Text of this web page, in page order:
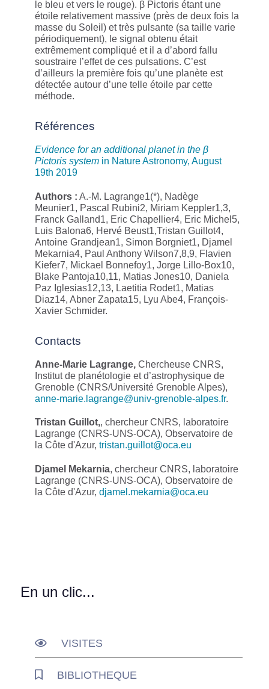
le bleu et vers le rouge). β Pictoris étant une
étoile relativement massive (près de deux fois la
masse du Soleil) et très pulsante (sa taille varie
périodiquement), le signal obtenu était
extrêmement compliqué et il a d’abord fallu
soustraire l’effet de ces pulsations. C’est
d’ailleurs la première fois qu’une planète est
détectée autour d’une telle étoile par cette
méthode.
Références
Evidence for an additional planet in the β
Pictoris system in Nature Astronomy, August
19th 2019
Authors : A.-M. Lagrange1(*), Nadège
Meunier1, Pascal Rubini2, Miriam Keppler1,3,
Franck Galland1, Eric Chapellier4, Eric Michel5,
Luis Balona6, Hervé Beust1,Tristan Guillot4,
Antoine Grandjean1, Simon Borgniet1, Djamel
Mekarnia4, Paul Anthony Wilson7,8,9, Flavien
Kiefer7, Mickael Bonnefoy1, Jorge Lillo-Box10,
Blake Pantoja10,11, Matias Jones10, Daniela
Paz Iglesias12,13, Laetitia Rodet1, Matias
Diaz14, Abner Zapata15, Lyu Abe4, François-
Xavier Schmider.
Contacts
Anne-Marie Lagrange, Chercheuse CNRS,
Institut de planétologie et d’astrophysique de
Grenoble (CNRS/Université Grenoble Alpes),
anne-marie.lagrange@univ-grenoble-alpes.fr.
Tristan Guillot,, chercheur CNRS, laboratoire
Lagrange (CNRS-UNS-OCA), Observatoire de
la Côte d'Azur, tristan.guillot@oca.eu
Djamel Mekarnia, chercheur CNRS, laboratoire
Lagrange (CNRS-UNS-OCA), Observatoire de
la Côte d'Azur, djamel.mekarnia@oca.eu
En un clic...
VISITES
BIBLIOTHEQUE